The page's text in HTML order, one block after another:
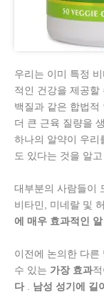
우리는 이미 특정
적인 건강을 제공
백질과 같은 합법적
더 큰 근육 질량을
하나의 알약이 우리
도 있다는 것을 알
대부분의 사람들이
비타민, 미네랄 및
에 매우 효과적인 알
이전에 논의한 다른
수 있는 가장 효과
다. 남성 성기에 길